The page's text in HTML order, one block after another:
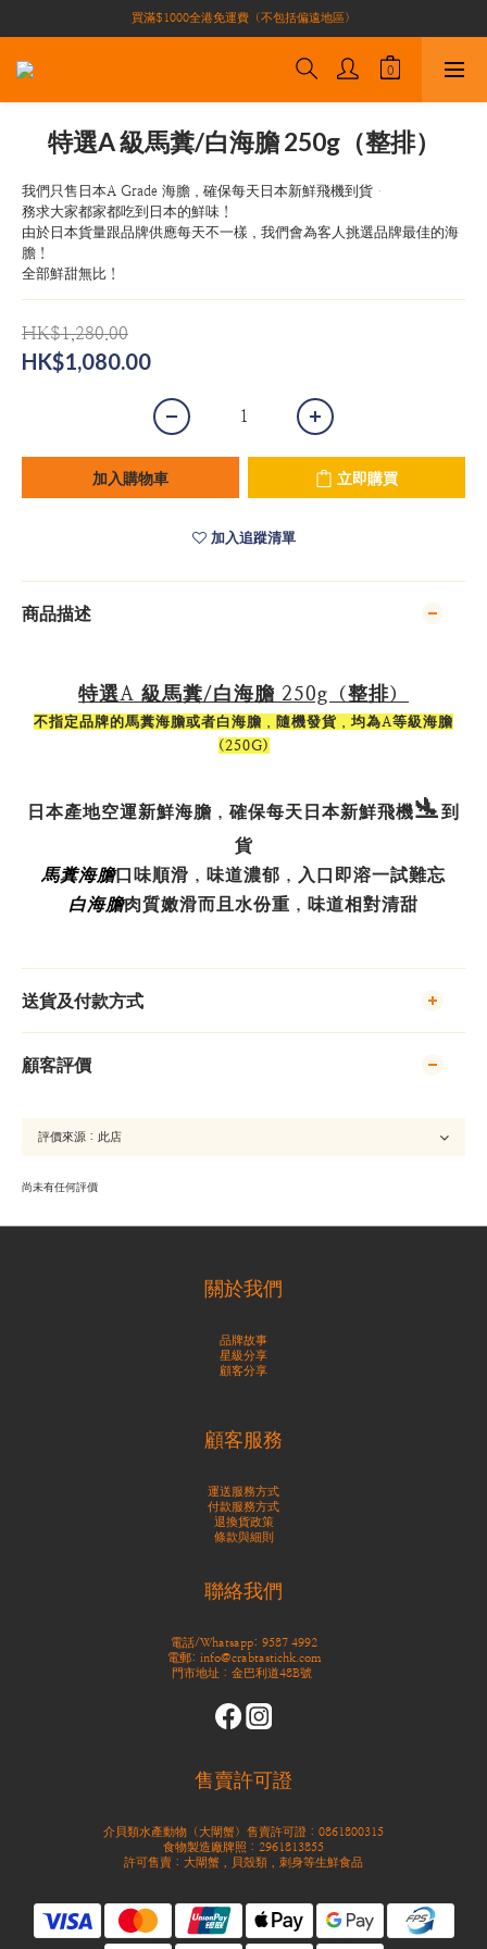
買滿$1000全港免運費（不包括偏遠地區）
買滿$1000全港免運費（不包括偏遠地區）
加入會員即有10積分 （積分可作現金下次使用）| 全港免運費🚚
買滿$1000全港免運費（不包括偏遠地區）
特選A 級馬糞/白海膽 250g（整排）
我們只售日本A Grade 海膽，確保每天日本新鮮飛機到貨
務求大家都家都吃到日本的鮮味！
由於日本貨量跟品牌供應每天不一樣，我們會為客人挑選品牌最佳的海
膽！
全部鮮甜無比！
HK$1,280.00
HK$1,080.00
加入購物車 立即購買
加入追蹤清單
商品描述
特選A 級馬糞/白海膽 250g（整排）
不指定品牌的馬糞海膽或者白海膽，隨機發貨，均為A等級海膽
(250G)
日本產地空運新鮮海膽，確保每天日本新鮮飛機🛬到
貨
馬糞海膽口味順滑，味道濃郁，入口即溶一試難忘
白海膽肉質嫩滑而且水份重，味道相對清甜
送貨及付款方式
顧客評價
尚未有任何評價
關於我們
品牌故事
星級分享
顧客分享
顧客服務
運送服務方式
付款服務方式
退換貨政策
條款與細則
聯絡我們
電話/Whatsapp: 9587 4992
電郵: info@crabtastichk.com
門市地址：金巴利道48B號
售賣許可證
介貝類水產動物（大閘蟹）售賣許可證：0861800315
食物製造廠牌照：2961813855
許可售賣：大閘蟹，貝殼類，刺身等生鮮食品